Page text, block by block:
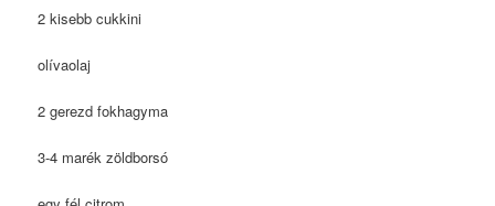
2 kisebb cukkini
olívaolaj
2 gerezd fokhagyma
3-4 marék zöldborsó